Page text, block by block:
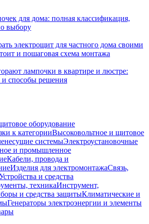
для дома: полная классификация,
выбору
электрощит для частного дома своими
и пошаговая схема монтажа
лампочки в квартире и люстре:
способы решения
оборудование
к категорииВысоковольтное и щитовое
системыЭлектроустановочные
и промышленное
Кабели, провода и
Изделия для электромонтажаСвязь,
и средства
техникаИнструмент,
и средства защитыКлиматические и
Генераторы электроэнергии и элементы